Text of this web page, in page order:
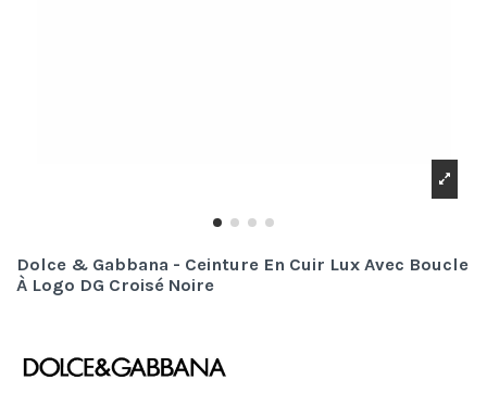
Dolce & Gabbana - Ceinture En Cuir Lux Avec Boucle
À Logo DG Croisé Noire